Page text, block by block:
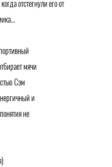
отстегнули его от
мячи
Сэм
и
не